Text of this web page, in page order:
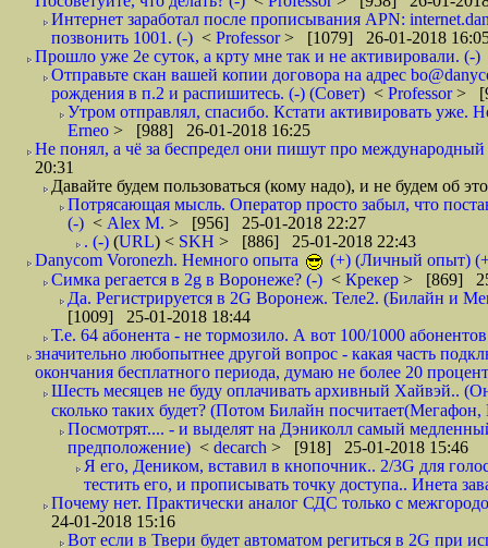
Интернет заработал после прописывания APN:
позвонить 1001. (-) < Professor> [1079] 26-01-2018
Прошло уже 2е суток, а крту мне так и не активировали. (-)
Отправьте скан вашей копии договора на адрес
рождения в п.2 и распишитесь. (-) (Совет) < Professor>
Утром отправлял, спасибо. Кстати активировать уже.
Erneo > [988] 26-01-2018 16:25
Не понял, а чё за беспредел они пишут про
20:31
Давайте будем пользоваться (кому надо), и не будем об
Потрясающая мысль. Оператор просто забыл, что
(-) < Alex M. > [956] 25-01-2018 22:27
. (-) (URL) < SKH > [886] 25-01-2018 22:43
Danycom Voronezh. Немного опыта
(+) (Личный опыт)
Симка регается в 2g в Воронеже? (-) < Крекер > [869]
Да. Регистрируется в 2G Воронеж. Теле2. (Билайн и
[1009] 25-01-2018 18:44
Т.е. 64 абонента - не тормозило. А вот 100/1000
значительно любопытнее другой вопрос - какая часть
окончания бесплатного периода, думаю не более 20
Шесть месяцев не буду оплачивать архивный Хайвэй..
сколько таких будет? (Потом Билайн
Посмотрят.... - и выделят на Дэниколл самый
предположение) < decarch > [918] 25-01-2018 15:46
Я его, Деником, вставил в кнопочник.. 2/3G для
тестить его, и прописывать точку доступа.. Инета
Почему нет. Практически аналог СДС только с
24-01-2018 15:16
Вот если в Твери будет автоматом региться в 2G при